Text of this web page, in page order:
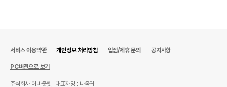
서비스 이용약관 개인정보 처리방침 입점/제휴 문의 공지사항
PC버전으로 보기
주식회사 어바웃펫 대표자명 : 나옥귀